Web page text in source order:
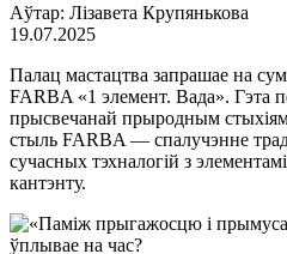
Аўтар: Лізавета Крупянькова
19.07.2025
Палац мастацтва запрашае на
FARBA «1 элемент. Вада». Гэта
прысвечанай прыродным
стыль FARBA — спалучэнне
сучасных тэхналогій з
кантэнту.